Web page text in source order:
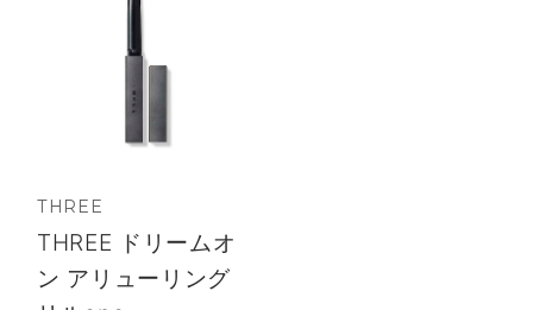
THREE
THREE ドリームオ
ン アリューリング